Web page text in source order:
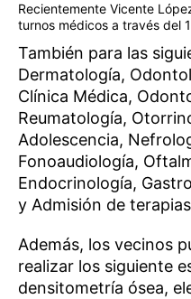
Recientemente Vicente
turnos médicos a través del
También para las
Dermatología,
Clínica Médica,
Reumatología,
Adolescencia,
Fonoaudiología,
Endocrinología,
y Admisión de
Además, los vecinos
realizar los siguiente
densitometría ósea,